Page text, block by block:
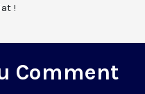
!
Comment